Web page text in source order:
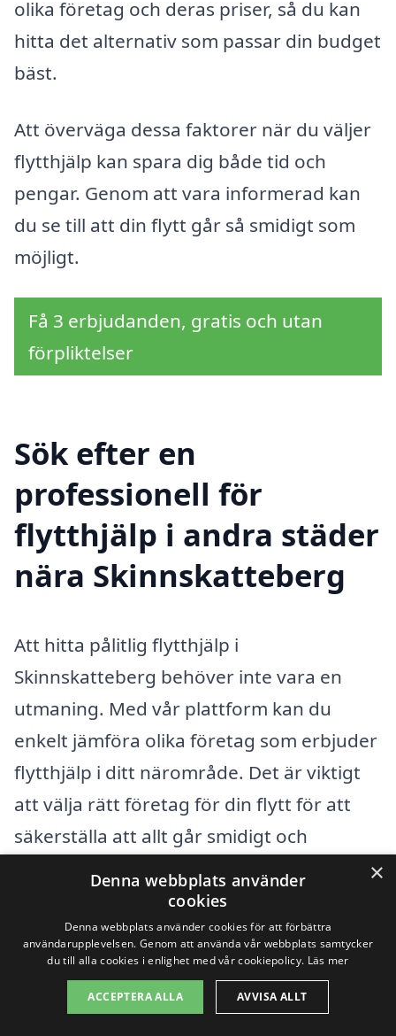
olika företag och deras priser, så du kan
hitta det alternativ som passar din budget
bäst.
Att överväga dessa faktorer när du väljer
flytthjälp kan spara dig både tid och
pengar. Genom att vara informerad kan
du se till att din flytt går så smidigt som
möjligt.
Få 3 erbjudanden, gratis och utan
förpliktelser
Sök efter en
professionell för
flytthjälp i andra städer
nära Skinnskatteberg
Att hitta pålitlig flytthjälp i
Skinnskatteberg behöver inte vara en
utmaning. Med vår plattform kan du
enkelt jämföra olika företag som erbjuder
flytthjälp i ditt närområde. Det är viktigt
att välja rätt företag för din flytt för att
säkerställa att allt går smidigt och
Skinnskatteberg eller till en
omkringliggande stad, kan vi hjälpa dig
att hitta den bästa lösningen för dina
×
Denna webbplats använder
cookies
Denna webbplats använder cookies för att förbättra
användarupplevelsen. Genom att använda vår webbplats samtycker
du till alla cookies i enlighet med vår cookiepolicy. Läs mer
ACCEPTERA ALLA AVVISA ALLT